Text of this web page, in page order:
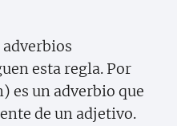
esta regla. Por
un adverbio que
de un adjetivo.